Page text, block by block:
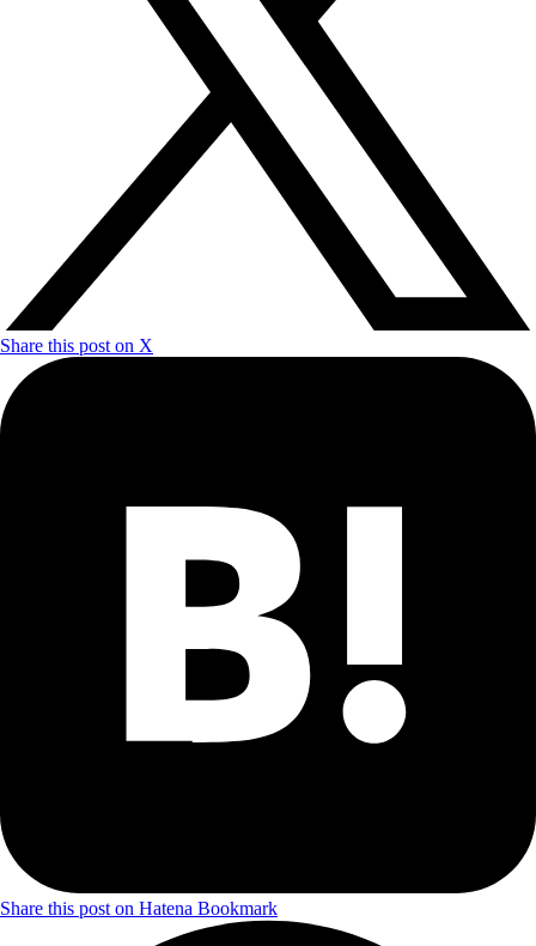
Share this post on X
Share this post on Hatena Bookmark